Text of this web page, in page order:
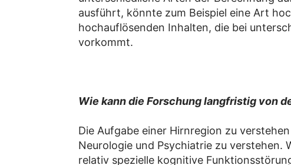
ausführt, könnte zum Beispiel eine Art
hochauflösenden Inhalten, die bei
vorkommt.
Wie kann die Forschung langfristig von
Die Aufgabe einer Hirnregion zu
Neurologie und Psychiatrie zu verstehen.
relativ spezielle kognitive